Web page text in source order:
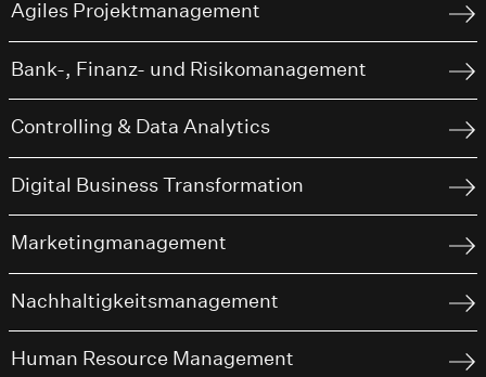
Agiles Projektmanagement
Bank-, Finanz- und Risikomanagement
Controlling & Data Analytics
Digital Business Transformation
Marketingmanagement
Nachhaltigkeitsmanagement
Human Resource Management